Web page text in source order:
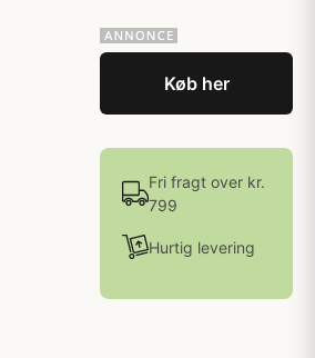
Køb her
Fri fragt over kr.
799
Hurtig levering